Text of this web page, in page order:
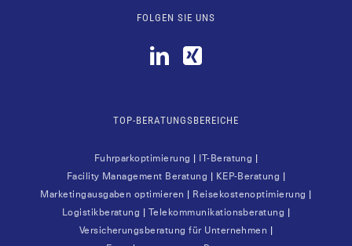
FOLGEN SIE UNS
TOP-BERATUNGSBEREICHE
Fuhr­park­op­ti­mie­rung | IT-Bera­tung |
Faci­li­ty Manage­ment Bera­tung | KEP-Bera­tung |
Mar­ke­ting­aus­ga­ben opti­mie­ren | Rei­se­kos­ten­op­ti­mie­rung |
Logis­tik­be­ra­tung | Tele­kom­mu­ni­ka­ti­ons­be­ra­tung |
Ver­si­che­rungs­be­ra­tung für Unter­neh­men |